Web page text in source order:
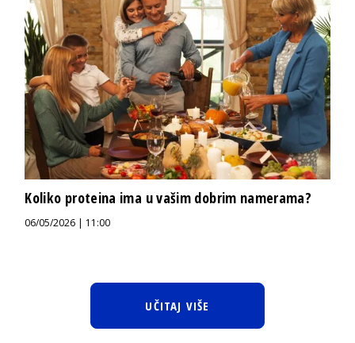
Koliko proteina ima u vašim dobrim namerama?
06/05/2026 | 11:00
UČITAJ VIŠE